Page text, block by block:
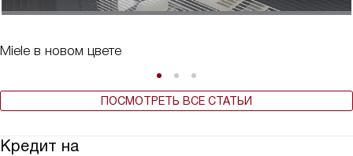
Miele в новом цвете
ПОСМОТРЕТЬ ВСЕ СТАТЬИ
Кредит на